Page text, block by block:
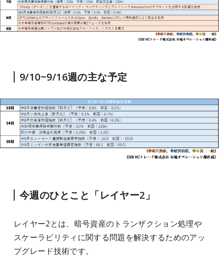
9/10~9/16週の主な予定
今週のひとこと「レイヤー2」
レイヤー2とは、暗号資産のトランザクション処理や
スケーラビリティに関する問題を解決するためのアッ
プグレード技術です。